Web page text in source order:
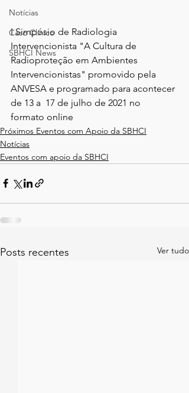
Notícias
Caso Clínico
SBHCI News
I Simpósio de Radiologia
Intervencionista "A Cultura de
Radioproteção em Ambientes
Intervencionistas" promovido pela
ANVESA e programado para acontecer
de 13 a  17 de julho de 2021 no
formato online
Próximos Eventos com Apoio da SBHCI
Notícias
Eventos com apoio da SBHCI
Posts recentes Ver tudo